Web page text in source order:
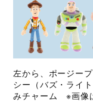
左から、ポージー
シー（バズ・ライ
みチャーム ※画